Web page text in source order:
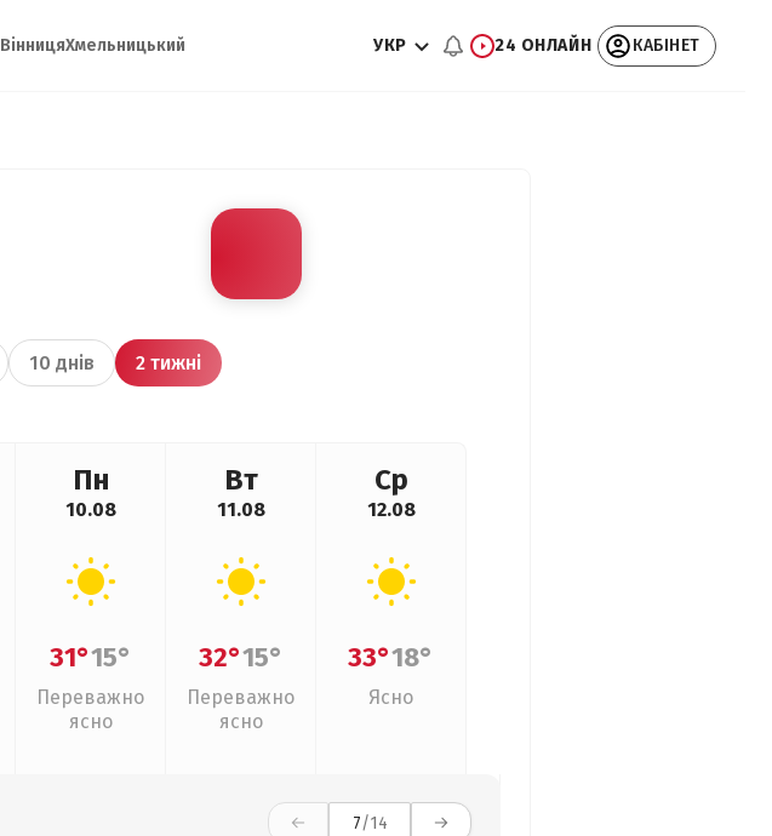
ВінницяХмельницький УКР 24 ОНЛАЙН КАБІНЕТ
10 днів 2 тижні
Пн
10.08
31°15°
Переважно
ясно
Вт
11.08
32°15°
Переважно
ясно
Ср
12.08
33°18°
Ясно
7/14